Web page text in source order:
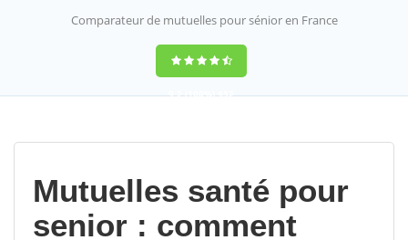
Comparateur de mutuelles pour sénior en France
9,2(100%)452
Mutuelles santé pour
senior : comment